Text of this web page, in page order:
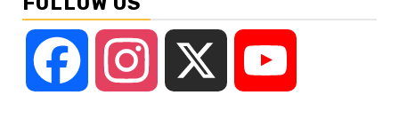
Facebook Instagram